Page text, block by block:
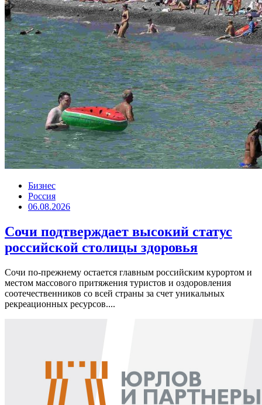
Бизнес
Россия
06.08.2026
Сочи подтверждает высокий статус
российской столицы здоровья
Сочи по-прежнему остается главным российским курортом и
местом массового притяжения туристов и оздоровления
соотечественников со всей страны за счет уникальных
рекреационных ресурсов....